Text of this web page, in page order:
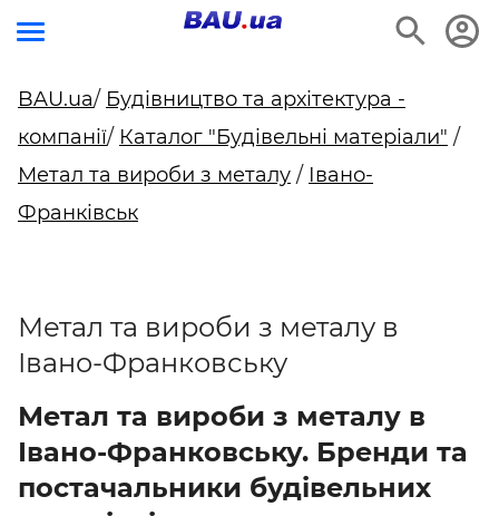
BAU.ua/ Будівництво та архітектура -
компанії/ Каталог "Будівельні матеріали" /
Метал та вироби з металу / Івано-
Франківськ
Метал та вироби з металу в
Івано-Франковську
Метал та вироби з металу в
Івано-Франковську. Бренди та
постачальники будівельних